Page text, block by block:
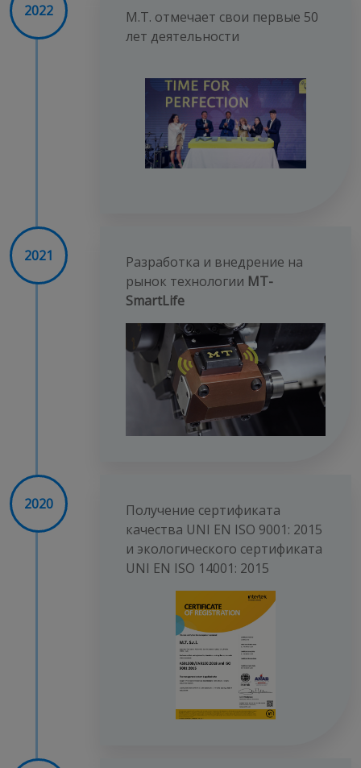
М.Т. отмечает свои первые 50
лет деятельности
2022
Разработка и внедрение на
рынок технологии MT-
SmartLife
2021
Получение сертификата
качества UNI EN ISO 9001: 2015
и экологического сертификата
UNI EN ISO 14001: 2015
2020